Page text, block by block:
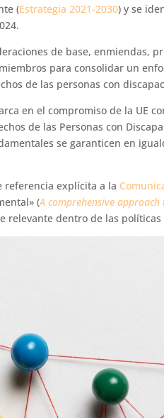
(Estrategia 2021-2030) y se
de base, enmiendas,
para consolidar un
de las personas con
en el compromiso de la UE
de las Personas con
se garanticen en
referencia explícita a la
(A comprehensive
relevante dentro de las